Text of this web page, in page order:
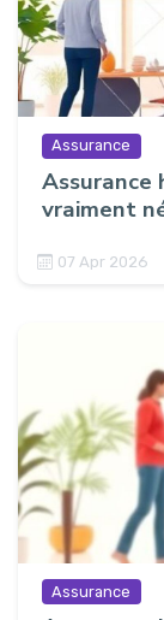
Assurance
Assurance
vraiment
07 Apr 2026
Assurance